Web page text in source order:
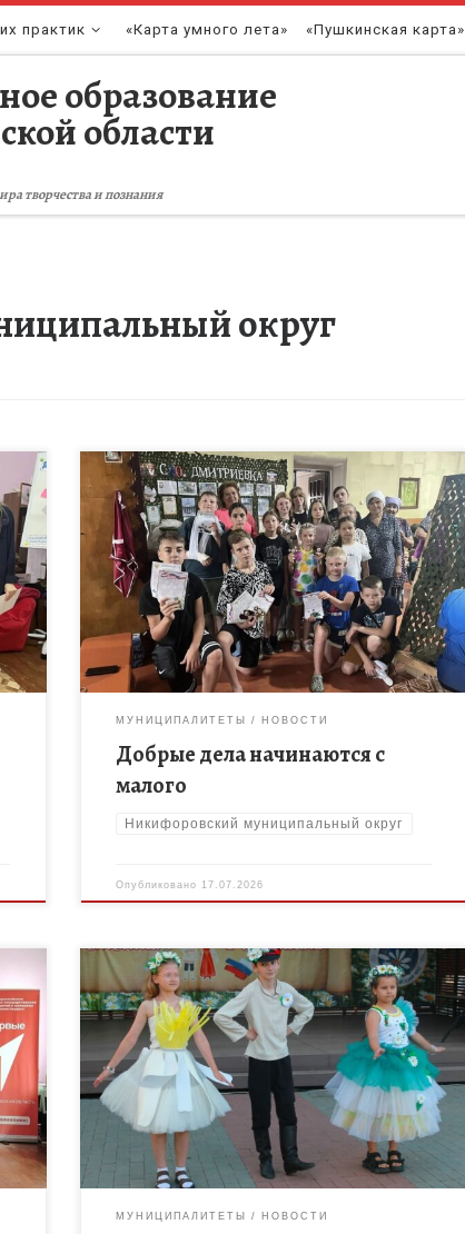
практик «Карта умного лета» «Пушкинская карта»
образование
области
творчества и познания
округ
16 июля воспитанники лагеря дневного
пребывания «Дружный» при МБОУ ДО «Дом
творчества» Никифоровского МО посетили
старый храм. Там трудится группа неравнодушных
женщин — они плетут […]
МУНИЦИПАЛИТЕТЫ НОВОСТИ
Добрые дела начинаются с
малого
Никифоровский муниципальный округ
Опубликовано 17.07.2026
Воспитанники ЛДП «Дружный» МБОУ ДО «Дом
творчества» Никифоровского муниципального
округа Баранова Мария, Уварова София и
Недобежкин Илья приняли участие в конкурсе-
дефиле «Ромашковая фантазия», проводимом в […]
МУНИЦИПАЛИТЕТЫ НОВОСТИ